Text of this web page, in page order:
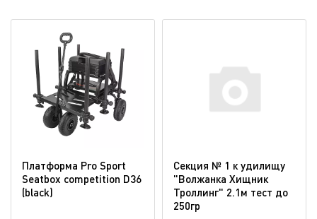
Платформа Pro Sport
Seatbox competition D36
(blaсk)
Секция № 1 к удилищу
"Волжанка Хищник
Троллинг" 2.1м тест до
250гр